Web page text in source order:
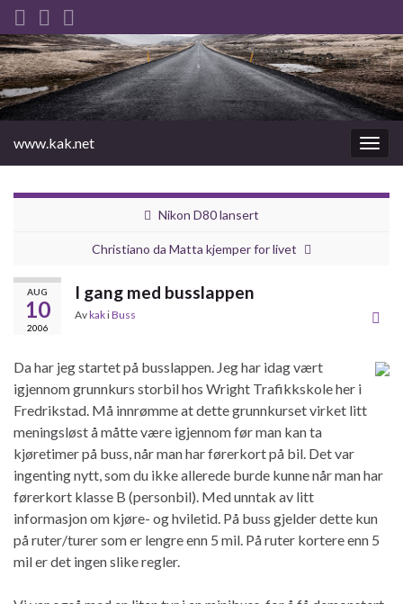
Slåu
av/på
www.kak.net
Nikon D80 lansert
Christiano da Matta kjemper for livet
AUG
10
2006
I gang med busslappen
AvkakiBuss
Da har jeg startet på busslappen. Jeg har idag vært
igjennom grunnkurs storbil hos Wright Trafikkskole her i
Fredrikstad. Må innrømme at dette grunnkurset virket litt
meningsløst å måtte være igjennom før man kan ta
kjøretimer på buss, når man har førerkort på bil. Det var
ingenting nytt, som du ikke allerede burde kunne når man har
førerkort klasse B (personbil). Med unntak av litt
informasjon om kjøre- og hviletid. På buss gjelder dette kun
på ruter/turer som er lengre enn 5 mil. På ruter kortere enn 5
mil er det ingen slike regler.